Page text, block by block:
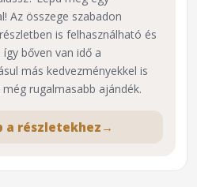
Az összege szabadon
is felhasználható és
bőven van idő a
más kedvezményekkel is
rugalmasabb ajándék.
a részletekhez→